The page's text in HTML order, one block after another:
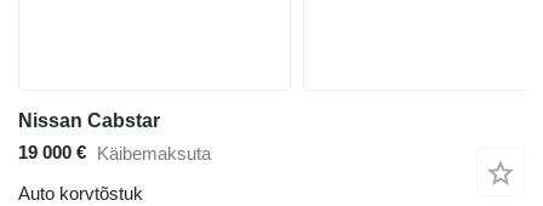
Nissan Cabstar
19 000 € Käibemaksuta
Auto korvtõstuk